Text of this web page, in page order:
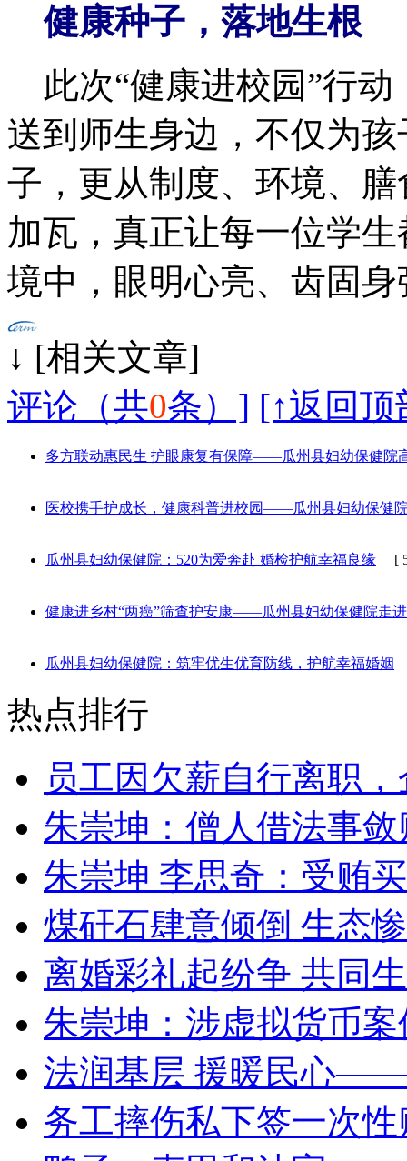
健康种子，落地生根
此次“健康进校园”行动
送到师生身边，不仅为
子，更从制度、环境、
加瓦，真正让每一位学
境中，眼明心亮、齿固
↓ [相
评论（共0条）] [↑返回顶
多方联动惠民生 护眼康复有保障——瓜州县妇幼保健院
医校携手护成长，健康科普进校园——瓜州县妇幼保健
瓜州县妇幼保健院：520为爱奔赴 婚检护航幸福良缘 [
健康进乡村“两癌”筛查护安康——瓜州县妇幼保健院走
瓜州县妇幼保健院：筑牢优生优育防线，护航幸福婚姻
热点排行
员工因欠薪自行离职
朱崇坤：僧人借法事
朱崇坤 李思奇：受贿
煤矸石肆意倾倒 生态
离婚彩礼起纷争 共同
朱崇坤：涉虚拟货币
法润基层 援暖民心
务工摔伤私下签一次